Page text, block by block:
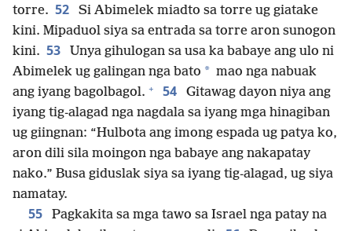
torre. 52
Si Abimelek miadto sa torre ug giatake
kini. Mipaduol siya sa entrada sa torre aron sunogon
kini. 53
Unya gihulogan sa usa ka babaye ang ulo ni
Abimelek ug galingan nga bato * mao nga nabuak
ang iyang bagolbagol. + 54
Gitawag dayon niya ang
iyang tig-alagad nga nagdala sa iyang mga hinagiban
ug giingnan: “Hulbota ang imong espada ug patya ko,
aron dili sila moingon nga babaye ang nakapatay
nako.” Busa giduslak siya sa iyang tig-alagad, ug siya
namatay.
55
Pagkakita sa mga tawo sa Israel nga patay na